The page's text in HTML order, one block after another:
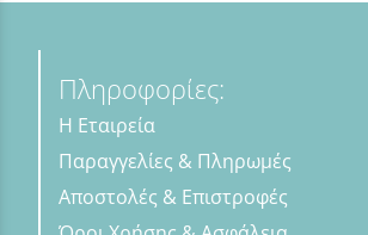
Πληροφορίες:
Η Εταιρεία
Παραγγελίες & Πληρωμές
Αποστολές & Επιστροφές